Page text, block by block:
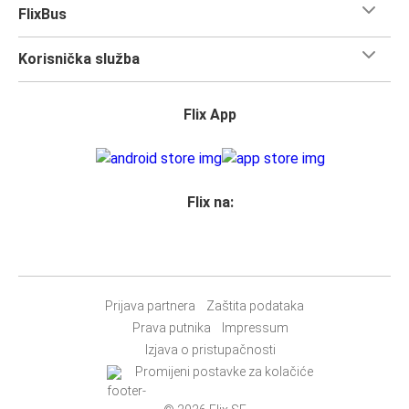
autobusima, ali ako želiš
sjedalo za stolom, panoramsko sjedalo ili dodatno
Jednostavno rezerviraj online ili u našojFlixBus aplikaciji
FlixBus
Korisnička služba
Flix App
Flix na:
Prijava partnera
Zaštita podataka
Prava putnika
Impressum
Izjava o pristupačnosti
Promijeni postavke za kolačiće